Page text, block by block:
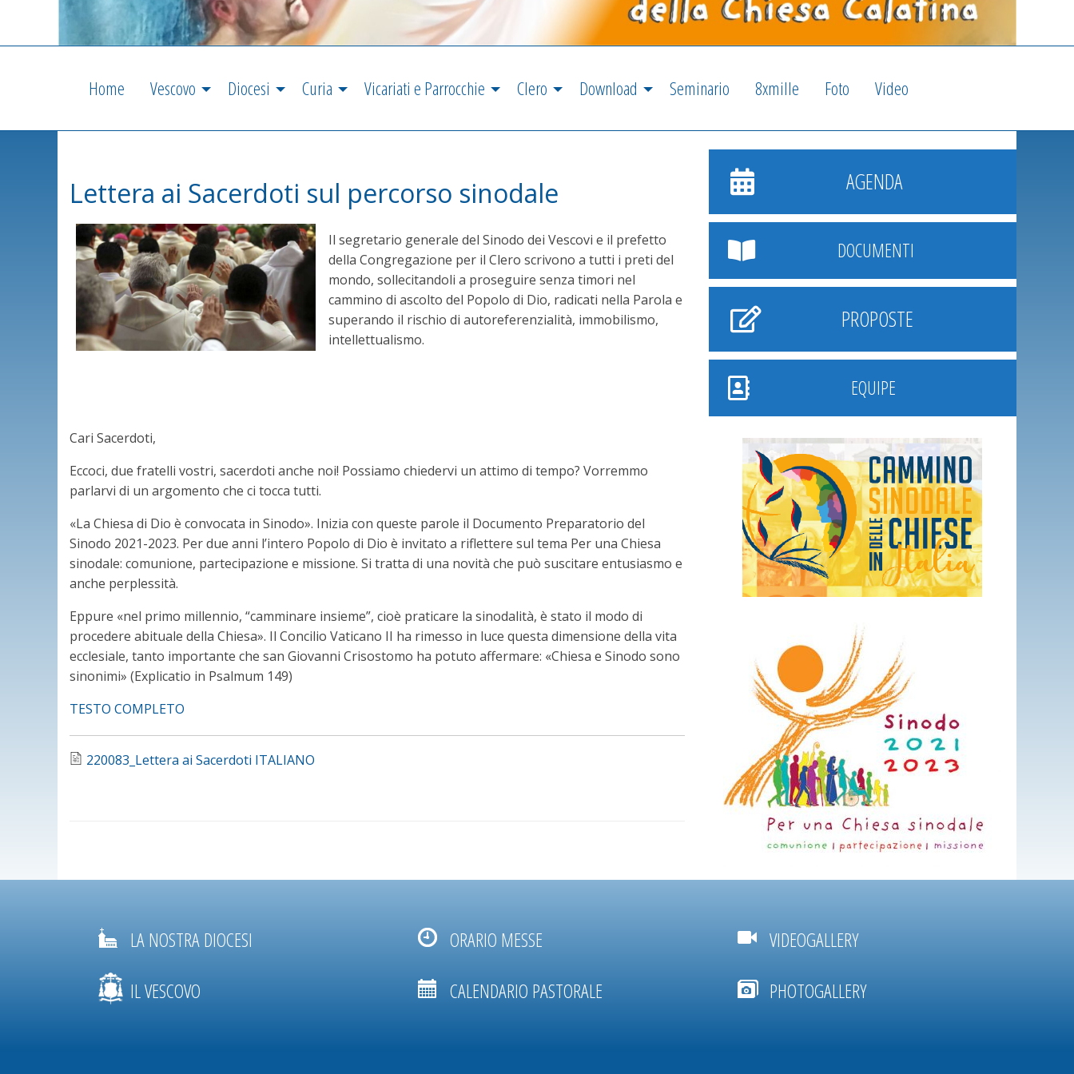
Home Vescovo Diocesi Curia Vicariati e Parrocchie Clero Download Seminario 8xmille Foto Video
Lettera ai Sacerdoti sul percorso sinodale
Il segretario generale del Sinodo dei Vescovi e il prefetto
della Congregazione per il Clero scrivono a tutti i preti del
mondo, sollecitandoli a proseguire senza timori nel
cammino di ascolto del Popolo di Dio, radicati nella Parola e
superando il rischio di autoreferenzialità, immobilismo,
intellettualismo.
Cari Sacerdoti,
Eccoci, due fratelli vostri, sacerdoti anche noi! Possiamo chiedervi un attimo di tempo? Vorremmo
parlarvi di un argomento che ci tocca tutti.
«La Chiesa di Dio è convocata in Sinodo». Inizia con queste parole il Documento Preparatorio del
Sinodo 2021-2023. Per due anni l’intero Popolo di Dio è invitato a riflettere sul tema Per una Chiesa
sinodale: comunione, partecipazione e missione. Si tratta di una novità che può suscitare entusiasmo e
anche perplessità.
Eppure «nel primo millennio, “camminare insieme”, cioè praticare la sinodalità, è stato il modo di
procedere abituale della Chiesa». Il Concilio Vaticano II ha rimesso in luce questa dimensione della vita
ecclesiale, tanto importante che san Giovanni Crisostomo ha potuto affermare: «Chiesa e Sinodo sono
sinonimi» (Explicatio in Psalmum 149)
TESTO COMPLETO
220083_Lettera ai Sacerdoti ITALIANO
AGENDA
DOCUMENTI
PROPOSTE
EQUIPE
LA NOSTRA DIOCESI
IL VESCOVO
ORARIO MESSE
CALENDARIO PASTORALE
VIDEOGALLERY
PHOTOGALLERY